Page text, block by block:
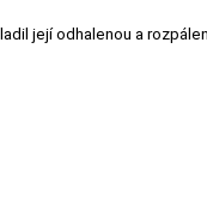
její odhalenou a